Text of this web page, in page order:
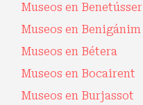
Museos en Benetússer
Museos en Benigánim
Museos en Bétera
Museos en Bocairent
Museos en Burjassot